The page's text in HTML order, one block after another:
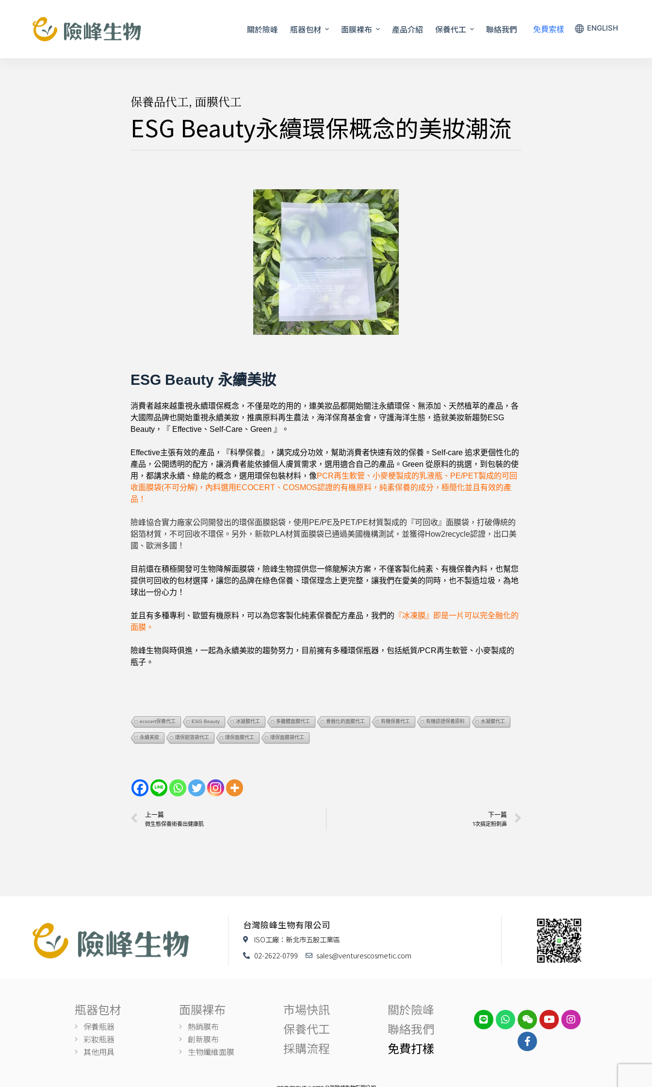
關於險峰 瓶器包材 面膜裸布 產品介紹 保養代工 聯絡我們 免費索樣 ENGLISH
保養品代工, 面膜代工
ESG Beauty永續環保概念的美妝潮流
ESG Beauty 永續美妝
消費者越來越重視永續環保概念，不僅是吃的用的，連美妝品都開始關注永續環保、無添加、天然植萃的產品，各
大國際品牌也開始重視永續美妝，推廣原料再生農法，海洋保育基金會，守護海洋生態，造就美妝新趨勢ESG
Beauty，『 Effective、Self-Care、Green 』。
Effective主張有效的產品，『科學保養』，講究成分功效，幫助消費者快速有效的保養。Self-care 追求更個性化的
產品，公開透明的配方，讓消費者能依據個人膚質需求，選用適合自己的產品。Green 從原料的挑選，到包裝的使
用，都講求永續、綠能的概念，選用環保包裝材料，像PCR再生軟管、小麥梗製成的乳液瓶、PE/PET製成的可回
收面膜袋(不可分解)，內料選用ECOCERT、COSMOS認證的有機原料，純素保養的成分，極簡化並且有效的產
品！
險峰協合實力廠家公同開發出的環保面膜鋁袋，使用PE/PE及PET/PE材質製成的『可回收』面膜袋，打破傳統的
鋁箔材質，不可回收不環保。 另外，新款PLA材質面膜袋已通過美國機構測試，並獲得How2recycle認證，出口美
國、歐洲多國！
目前還在積極開發可生物降解面膜袋，險峰生物提供您一條龍解決方案，不僅客製化純素、有機保養內料，也幫您
提供可回收的包材選擇，讓您的品牌在綠色保養、環保理念上更完整，讓我們在愛美的同時，也不製造垃圾，為地
球出一份心力！
並且有多種專利、歐盟有機原料，可以為您客製化純素保養配方產品，我們的 『冰凍膜』即是一片可以完全融化的
面膜。
險峰生物與時俱進，一起為永續美妝的趨勢努力，目前擁有多種環保瓶器，包括紙質/PCR再生軟管、小麥製成的
瓶子。
ecocert保養代工 ESG Beauty 冰凝膜代工 多醣體面膜代工 會融化的面膜代工 有機保養代工 有機認證保養原料 水凝膜代工
永續美妝 環保鋁箔袋代工 環保面膜代工 環保面膜袋代工
上一篇
微生態保養術養出健康肌
下一篇
1次搞定粉刺鼻
台灣險峰生物有限公司
ISO工廠：新北市五股工業區
02-2622-0799
sales@venturescosmetic.com
瓶器包材
保養瓶器
彩妝瓶器
其他用具
面膜裸布
熱銷膜布
創新膜布
生物纖維面膜
市場快訊
保養代工
採購流程
關於險峰
聯絡我們
免費打樣